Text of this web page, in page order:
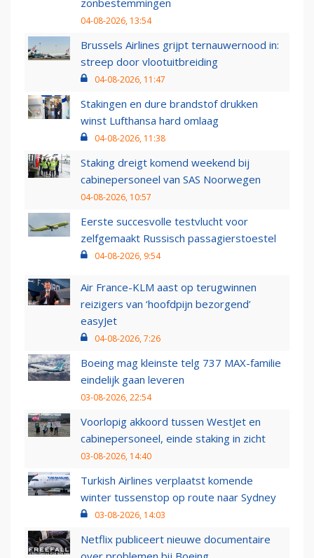
zonbestemmingen
04-08-2026, 13:54
Brussels Airlines grijpt ternauwernood in:
streep door vlootuitbreiding
04-08-2026, 11:47
Stakingen en dure brandstof drukken
winst Lufthansa hard omlaag
04-08-2026, 11:38
Staking dreigt komend weekend bij
cabinepersoneel van SAS Noorwegen
04-08-2026, 10:57
Eerste succesvolle testvlucht voor
zelfgemaakt Russisch passagierstoestel
04-08-2026, 9:54
Air France-KLM aast op terugwinnen
reizigers van ‘hoofdpijn bezorgend’
easyJet
04-08-2026, 7:26
Boeing mag kleinste telg 737 MAX-familie
eindelijk gaan leveren
03-08-2026, 22:54
Voorlopig akkoord tussen WestJet en
cabinepersoneel, einde staking in zicht
03-08-2026, 14:40
Turkish Airlines verplaatst komende
winter tussenstop op route naar Sydney
03-08-2026, 14:03
Netflix publiceert nieuwe documentaire